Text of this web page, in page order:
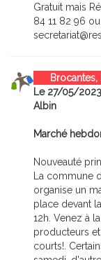
Gratuit mais
84 11 82 96
Brocantes,
Le 27/05/
Albin
Marché
Nouveauté
La commune
organise un
place devant
12h. Venez à
producteurs
courts!.